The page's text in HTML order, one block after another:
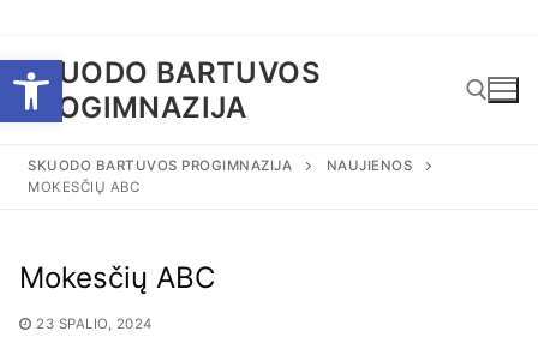
Open toolbar
prie
turinio
SKUODO BARTUVOS
PROGIMNAZIJA
SKUODO BARTUVOS PROGIMNAZIJA
NAUJIENOS
MOKESČIŲ ABC
Mokesčių ABC
23 SPALIO, 2024